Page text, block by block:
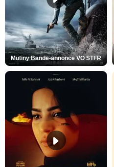
Mutiny Bande-annonce VO STFR